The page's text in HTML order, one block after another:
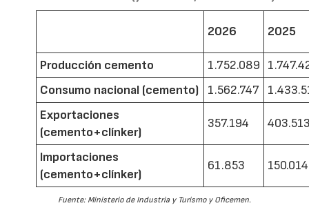
2026 2025
Producción cemento 1.752.089
Consumo nacional (cemento)
1.562.747
Exportaciones
(cemento+clínker)
357.194
Importaciones
(cemento+clínker)
61.853 150.014
Fuente: Ministerio de Industria y Turismo y Oficemen.